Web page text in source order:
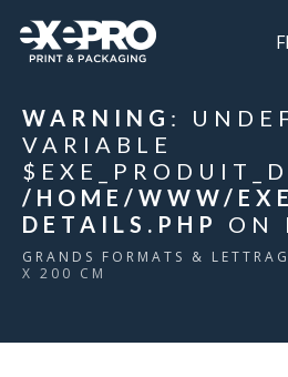
WARNING :
VARIABLE
/HOME/WWW/
DETAILS.PHP
ON
GRANDS FORMATS &
X 200 CM